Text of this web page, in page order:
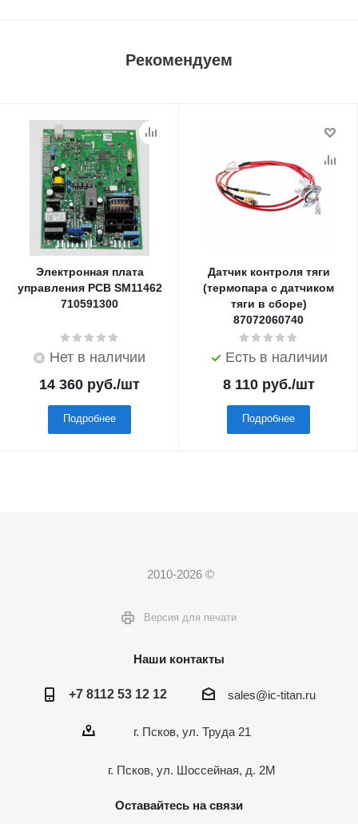
Рекомендуем
Электронная плата
управления PCB SM11462
710591300
Нет в наличии
14 360 руб./шт
Подробнее
Датчик контроля тяги
(термопара с датчиком
тяги в сборе)
87072060740
Есть в наличии
8 110руб./шт
Подробнее
2010-2026 ©
Версия для печати
Наши контакты
+7 8112 53 12 12 sales@ic-titan.ru
г. Псков, ул. Труда 21
г. Псков, ул. Шоссейная, д. 2М
Оставайтесь на связи